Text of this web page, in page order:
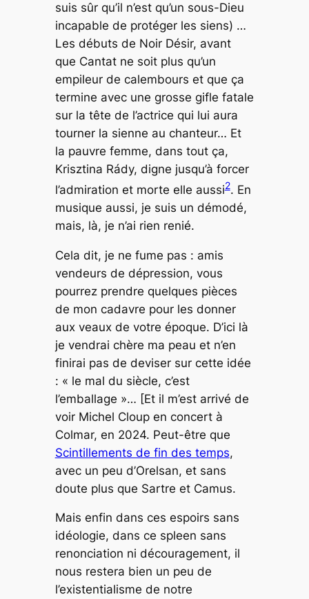
suis sûr qu’il n’est qu’un sous-Dieu
incapable de protéger les siens) …
Les débuts de Noir Désir, avant
que Cantat ne soit plus qu’un
empileur de calembours et que ça
termine avec une grosse gifle fatale
sur la tête de l’actrice qui lui aura
tourner la sienne au chanteur… Et
la pauvre femme, dans tout ça,
Krisztina Rády, digne jusqu’à forcer
l’admiration et morte elle aussi2. En
musique aussi, je suis un démodé,
mais, là, je n’ai rien renié.
Cela dit, je ne fume pas : amis
vendeurs de dépression, vous
pourrez prendre quelques pièces
de mon cadavre pour les donner
aux veaux de votre époque. D’ici là
je vendrai chère ma peau et n’en
finirai pas de deviser sur cette idée
: « le mal du siècle, c’est
l’emballage »… [Et il m’est arrivé de
voir Michel Cloup en concert à
Colmar, en 2024. Peut-être que
Scintillements de fin des temps,
avec un peu d’Orelsan, et sans
doute plus que Sartre et Camus.
Mais enfin dans ces espoirs sans
idéologie, dans ce spleen sans
renonciation ni découragement, il
nous restera bien un peu de
l’existentialisme de notre